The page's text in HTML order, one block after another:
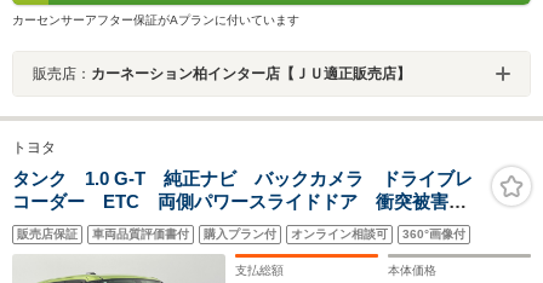
カーセンサーアフター保証がAプランに付いています
販売店： カーネーション柏インター店【ＪＵ適正販売店】
トヨタ
タンク 1.0 G-T 純正ナビ バックカメラ ドライブレ
コーダー ETC 両側パワースライドドア 衝突被害軽
減システム 横滑り防止装置 アイドリングストップ
オートハロゲンライト フォグライト ステアリングス
イッチ AAC
販売店保証 車両品質評価書付 購入プラン付 オンライン相談可 360°画像付
支払総額 本体価格